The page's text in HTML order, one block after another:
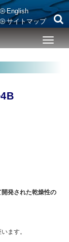
English
サイトマップ
メ
ニ
ュ
発された乾燥性の
ます。